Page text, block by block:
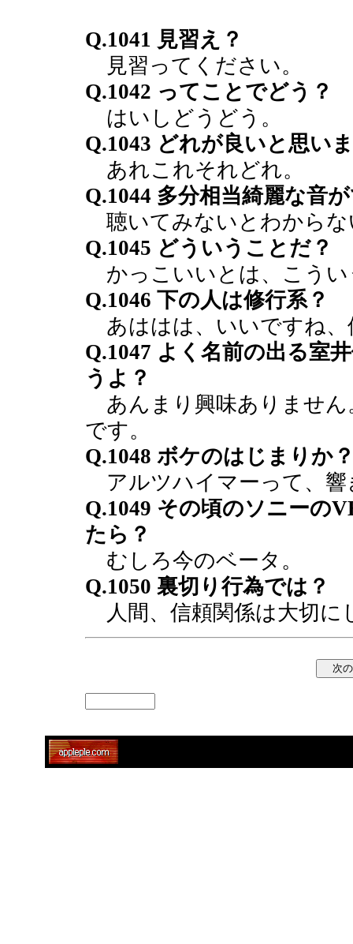
Q.1041 見習え？
見習ってください。
Q.1042 ってことでどう？
はいしどうどう。
Q.1043 どれが良いと思い
あれこれそれどれ。
Q.1044 多分相当綺麗な音
聴いてみないとわからな
Q.1045 どういうことだ？
かっこいいとは、こうい
Q.1046 下の人は修行系？
あははは、いいですね、
Q.1047 よく名前の出る室
うよ？
あんまり興味ありません
です。
Q.1048 ボケのはじまりか
アルツハイマーって、響
Q.1049 その頃のソニーの
たら？
むしろ今のベータ。
Q.1050 裏切り行為では？
人間、信頼関係は大切に